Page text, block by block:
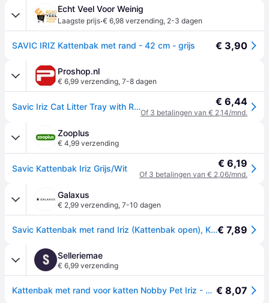
Echt Veel Voor Weinig
Laagste prijs·€ 6,98 verzending, 2-3 dagen
SAVIC IRIZ Kattenbak met rand - 42 cm - grijs € 3,90
Proshop.nl
€ 6,99 verzending, 7-8 dagen
Savic Iriz Cat Litter Tray with Rim 42cm Cool Grey € 6,44
Of 3 betalingen van € 2,14/mnd.
Zooplus
€ 4,99 verzending
Savic Kattenbak Iriz Grijs/Wit € 6,19
Of 3 betalingen van € 2,06/mnd.
Galaxus
€ 2,99 verzending, 7-10 dagen
Savic Kattenbak met rand Iriz (Kattenbak open), Kattenbak€ 7,89
S Selleriemae
€ 6,99 verzending
Kattenbak met rand voor katten Nobby Pet Iriz - Gris € 8,07